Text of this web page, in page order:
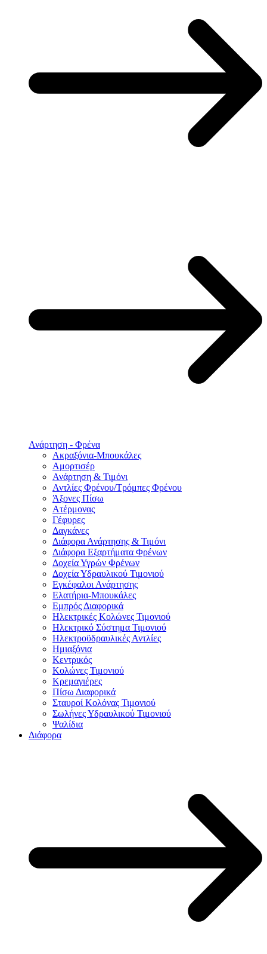
Ανάρτηση - Φρένα
Ακραξόνια-Μπουκάλες
Αμορτισέρ
Ανάρτηση & Τιμόνι
Αντλίες Φρένου/Τρόμπες Φρένου
Άξονες Πίσω
Ατέρμονας
Γέφυρες
Δαγκάνες
Διάφορα Ανάρτησης & Τιμόνι
Διάφορα Εξαρτήματα Φρένων
Δοχεία Υγρών Φρένων
Δοχεία Υδραυλικού Τιμονιού
Εγκέφαλοι Ανάρτησης
Ελατήρια-Μπουκάλες
Εμπρός Διαφορικά
Ηλεκτρικές Κολώνες Τιμονιού
Ηλεκτρικό Σύστημα Τιμονιού
Ηλεκτροϋδραυλικές Αντλίες
Ημιαξόνια
Κεντρικός
Κολώνες Τιμονιού
Κρεμαγιέρες
Πίσω Διαφορικά
Σταυροί Κολόνας Τιμονιού
Σωλήνες Υδραυλικού Τιμονιού
Ψαλίδια
Διάφορα